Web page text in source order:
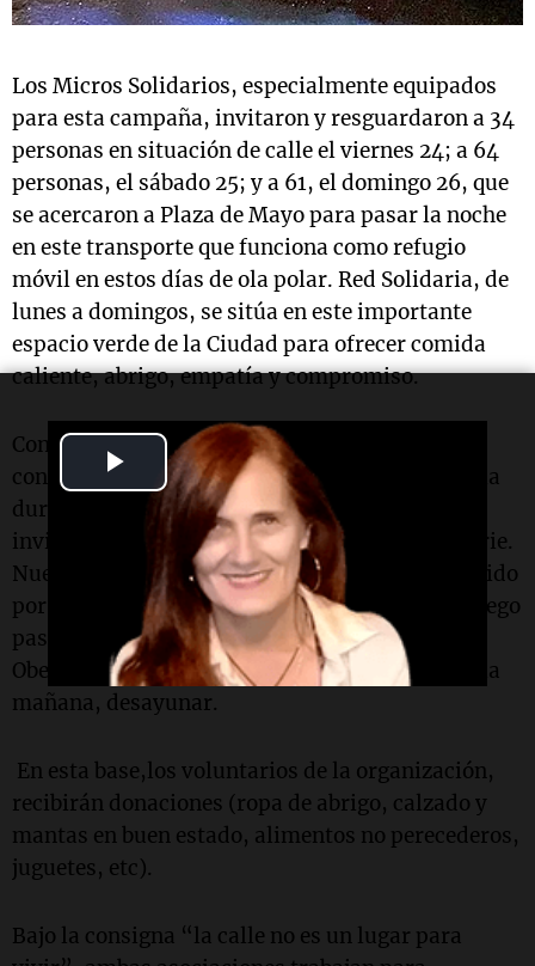
Play
Video
Los Micros Solidarios, especialmente equipados
para esta campaña, invitaron y resguardaron a 34
personas en situación de calle el viernes 24; a 64
personas, el sábado 25; y a 61, el domingo 26, que
se acercaron a Plaza de Mayo para pasar la noche
en este transporte que funciona como refugio
móvil en estos días de ola polar. Red Solidaria, de
lunes a domingos, se sitúa en este importante
espacio verde de la Ciudad para ofrecer comida
caliente, abrigo, empatía y compromiso.
Con esta misma premisa, por segundo año
consecutivo, trabajaremos junto a Vida Solidaria
durante todo junio, julio y agosto para que este
invierno menos personas duerman a la interperie.
Nuestro primer Micro Solidario, hará un recorrido
por diferentes zonas céntricas de la Ciudad y luego
pasará la noche frente a nuestro emblemático
Obelisco. Allí, las personas podrán cenar y por la
mañana, desayunar.
En esta base,los voluntarios de la organización,
recibirán donaciones (ropa de abrigo, calzado y
mantas en buen estado, alimentos no perecederos,
juguetes, etc).
Bajo la consigna “la calle no es un lugar para